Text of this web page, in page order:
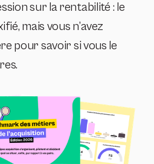
sur la rentabilité : le
mais vous n’avez
pour savoir si vous le